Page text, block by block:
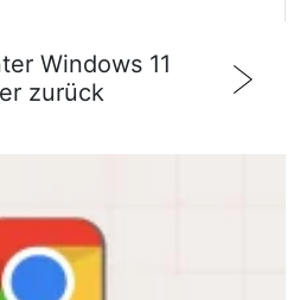
Windows 11
zurück